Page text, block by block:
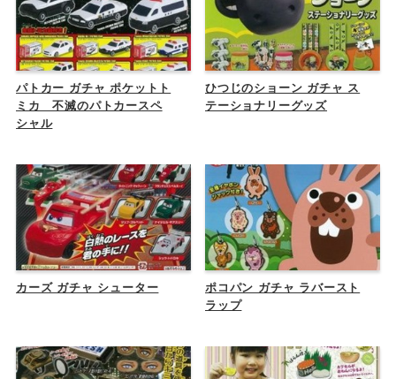
パトカー ガチャ ポケットト
ミカ 不滅のパトカースペ
シャル
ひつじのショーン ガチャ ス
テーショナリーグッズ
カーズ ガチャ シューター
ポコパン ガチャ ラバースト
ラップ